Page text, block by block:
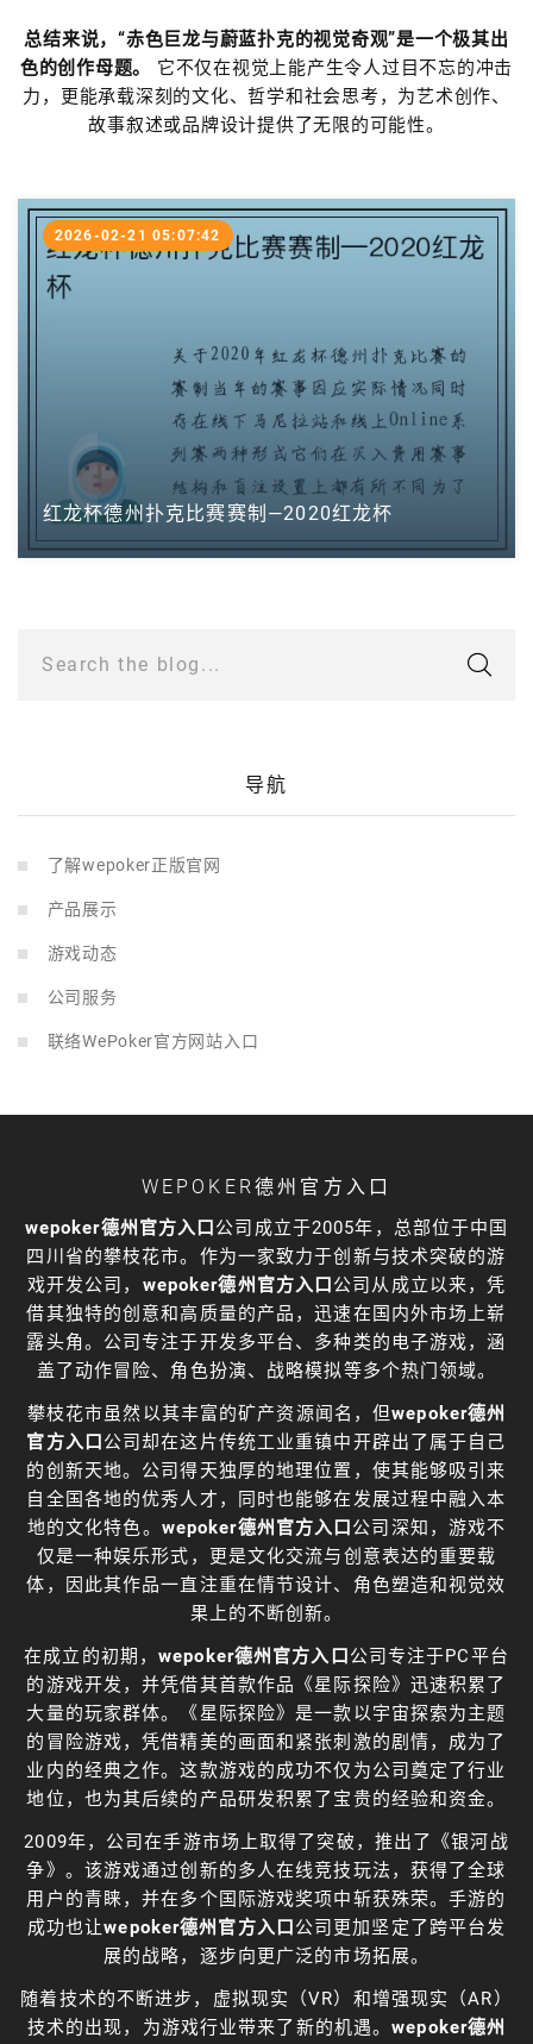
总结来说，“赤色巨龙与蔚蓝扑克的视觉奇观”是一个极其出
色的创作母题。
它不仅在视觉上能产生令人过目不忘的冲击
力，更能承载深刻的文化、哲学和社会思考，为艺术创作、
故事叙述或品牌设计提供了无限的可能性。
红龙杯德州扑克比赛赛制—2020红龙杯
2026-02-21 05:07:42
Search the blog...
导航
了解wepoker正版官网
产品展示
游戏动态
公司服务
联络WePoker官方网站入口
WEPOKER德州官方入口
wepoker德州官方入口公司成立于2005年，总部位于中国
四川省的攀枝花市。作为一家致力于创新与技术突破的游
戏开发公司， wepoker德州官方入口公司从成立以来，凭
借其独特的创意和高质量的产品，迅速在国内外市场上崭
露头角。公司专注于开发多平台、多种类的电子游戏，涵
盖了动作冒险、角色扮演、战略模拟等多个热门领域。
攀枝花市虽然以其丰富的矿产资源闻名，但wepoker德州
官方入口公司却在这片传统工业重镇中开辟出了属于自己
的创新天地。公司得天独厚的地理位置，使其能够吸引来
自全国各地的优秀人才，同时也能够在发展过程中融入本
地的文化特色。 wepoker德州官方入口公司深知，游戏不
仅是一种娱乐形式，更是文化交流与创意表达的重要载
体，因此其作品一直注重在情节设计、角色塑造和视觉效
果上的不断创新。
在成立的初期，wepoker德州官方入口公司专注于PC平台
的游戏开发，并凭借其首款作品《星际探险》迅速积累了
大量的玩家群体。《星际探险》是一款以宇宙探索为主题
的冒险游戏，凭借精美的画面和紧张刺激的剧情，成为了
业内的经典之作。这款游戏的成功不仅为公司奠定了行业
地位，也为其后续的产品研发积累了宝贵的经验和资金。
2009年，公司在手游市场上取得了突破，推出了《银河战
争》。该游戏通过创新的多人在线竞技玩法，获得了全球
用户的青睐，并在多个国际游戏奖项中斩获殊荣。手游的
成功也让wepoker德州官方入口公司更加坚定了跨平台发
展的战略，逐步向更广泛的市场拓展。
随着技术的不断进步，虚拟现实（VR）和增强现实（AR）
技术的出现，为游戏行业带来了新的机遇。wepoker德州